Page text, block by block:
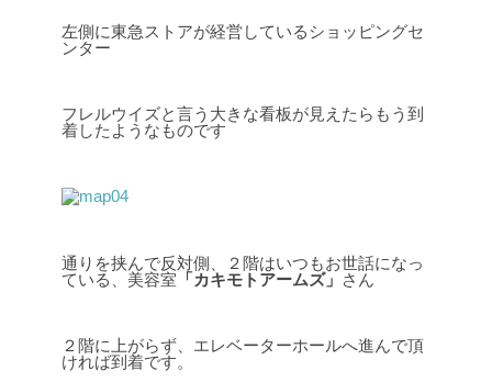
左側に東急ストアが経営しているショッピングセ
ンター
フレルウイズと言う大きな看板が見えたらもう到
着したようなものです
通りを挟んで反対側、２階はいつもお世話になっ
ている、美容室 「カキモトアームズ」 さん
２階に上がらず、エレベーターホールへ進んで頂
ければ到着です。